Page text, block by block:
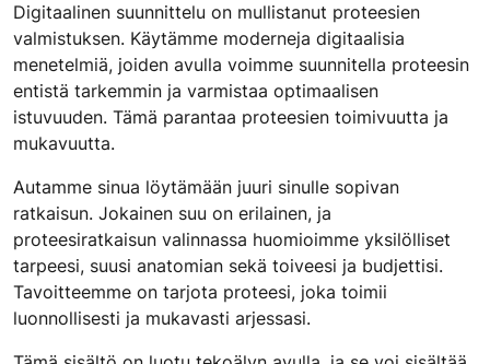
Digitaalinen suunnittelu on mullistanut proteesien
valmistuksen. Käytämme moderneja digitaalisia
menetelmiä, joiden avulla voimme suunnitella proteesin
entistä tarkemmin ja varmistaa optimaalisen
istuvuuden. Tämä parantaa proteesien toimivuutta ja
mukavuutta.
Autamme sinua löytämään juuri sinulle sopivan
ratkaisun. Jokainen suu on erilainen, ja
proteesiratkaisun valinnassa huomioimme yksilölliset
tarpeesi, suusi anatomian sekä toiveesi ja budjettisi.
Tavoitteemme on tarjota proteesi, joka toimii
luonnollisesti ja mukavasti arjessasi.